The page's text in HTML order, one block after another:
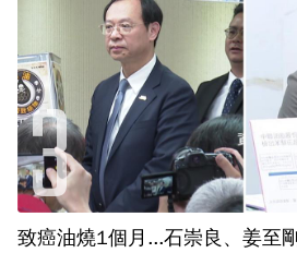
致癌油燒1個月...石崇良、姜至剛傳請